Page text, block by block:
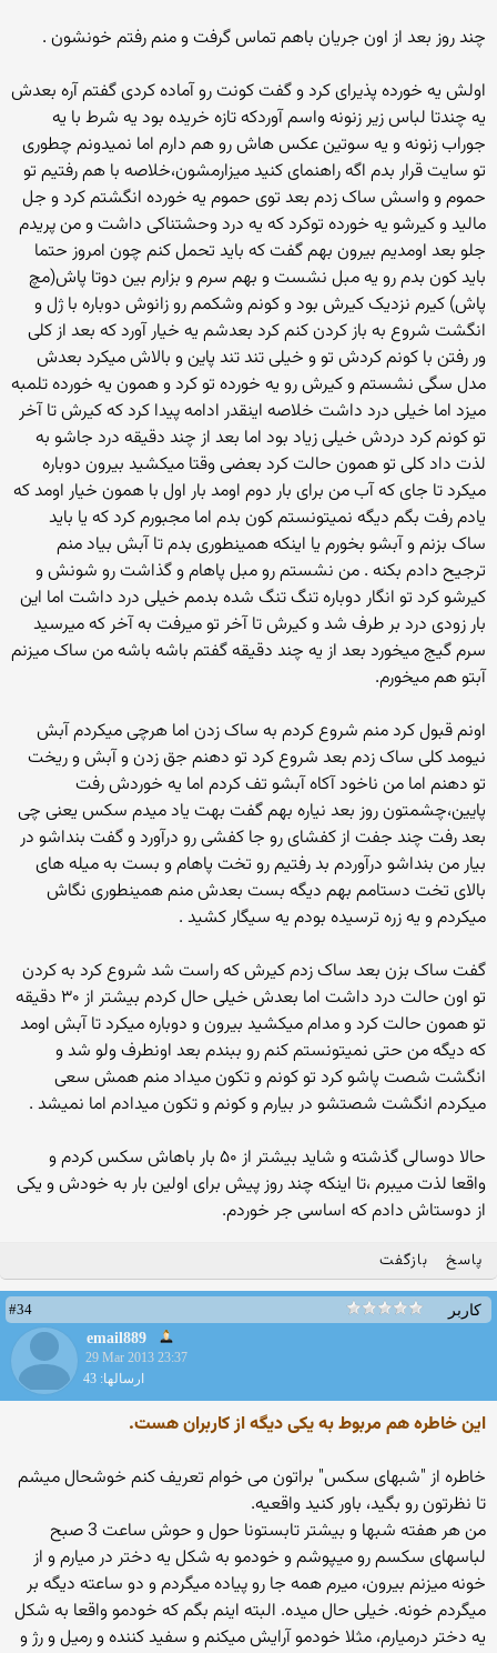
چند روز بعد از اون جریان باهم تماس گرفت و منم رفتم خونشون .
اولش یه خورده پذیرای کرد و گفت کونت رو آماده کردی گفتم آره بعدش
یه چندتا لباس زیر زنونه واسم آوردکه تازه خریده بود یه شرط با یه
جوراب زنونه و یه سوتین عکس هاش رو هم دارم اما نمیدونم چطوری
تو سایت قرار بدم اگه راهنمای کنید میزارمشون،خلاصه با هم رفتیم تو
حموم و واسش ساک زدم بعد توی حموم یه خورده انگشتم کرد و جل
مالید و کیرشو یه خورده توکرد که یه درد وحشتناکی داشت و من پریدم
جلو بعد اومدیم بیرون بهم گفت که باید تحمل کنم چون امروز حتما
باید کون بدم رو یه مبل نشست و بهم سرم و بزارم بین دوتا پاش(مچ
پاش) کیرم نزدیک کیرش بود و کونم وشکمم رو زانوش دوباره با ژل و
انگشت شروع به باز کردن کنم کرد بعدشم یه خیار آورد که بعد از کلی
ور رفتن با کونم کردش تو و خیلی تند تند پاین و بالاش میکرد بعدش
مدل سگی نشستم و کیرش رو یه خورده تو کرد و همون یه خورده تلمبه
میزد اما خیلی درد داشت خلاصه اینقدر ادامه پیدا کرد که کیرش تا آخر
تو کونم کرد دردش خیلی زیاد بود اما بعد از چند دقیقه درد جاشو به
لذت داد کلی تو همون حالت کرد بعضی وقتا میکشید بیرون دوباره
میکرد تا جای که آب من برای بار دوم اومد بار اول با همون خیار اومد که
یادم رفت بگم دیگه نمیتونستم کون بدم اما مجبورم کرد که یا باید
ساک بزنم و آبشو بخورم یا اینکه همینطوری بدم تا آبش بیاد منم
ترجیح دادم بکنه . من نشستم رو مبل پاهام و گذاشت رو شونش و
کیرشو کرد تو انگار دوباره تنگ تنگ شده بدمم خیلی درد داشت اما این
بار زودی درد بر طرف شد و کیرش تا آخر تو میرفت به آخر که میرسید
سرم گیج میخورد بعد از یه چند دقیقه گفتم باشه باشه من ساک میزنم
آبتو هم میخورم.
اونم قبول کرد منم شروع کردم به ساک زدن اما هرچی میکردم آبش
نیومد کلی ساک زدم بعد شروع کرد تو دهنم جق زدن و آبش و ریخت
تو دهنم اما من ناخود آکاه آبشو تف کردم اما یه خوردش رفت
پایین،چشمتون روز بعد نیاره بهم گفت بهت یاد میدم سکس یعنی چی
بعد رفت چند جفت از کفشای رو جا کفشی رو درآورد و گفت بنداشو در
بیار من بنداشو درآوردم بد رفتیم رو تخت پاهام و بست به میله های
بالای تخت دستامم بهم دیگه بست بعدش منم همینطوری نگاش
میکردم و یه زره ترسیده بودم یه سیگار کشید .
گفت ساک بزن بعد ساک زدم کیرش که راست شد شروع کرد به کردن
تو اون حالت درد داشت اما بعدش خیلی حال کردم بیشتر از ۳۰ دقیقه
تو همون حالت کرد و مدام میکشید بیرون و دوباره میکرد تا آبش اومد
که دیگه من حتی نمیتونستم کنم رو ببندم بعد اونطرف ولو شد و
انگشت شصت پاشو کرد تو کونم و تکون میداد منم همش سعی
میکردم انگشت شصتشو در بیارم و کونم و تکون میدادم اما نمیشد .
حالا دوسالی گذشته و شاید بیشتر از ۵۰ بار باهاش سکس کردم و
واقعا لذت میبرم ،تا اینکه چند روز پیش برای اولین بار به خودش و یکی
از دوستاش دادم که اساسی جر خوردم.
پاسخ بازگفت
کاربر
#34
email889
29 Mar 2013 23:37
ارسالها: 43
این خاطره هم مربوط به یکی دیگه از کاربران هست.
خاطره از "شبهای سکس" براتون می خوام تعریف کنم خوشحال میشم
تا نظرتون رو بگید، باور کنید واقعیه.
من هر هفته شبها و بیشتر تابستونا حول و حوش ساعت 3 صبح
لباسهای سکسم رو میپوشم و خودمو به شکل یه دختر در میارم و از
خونه میزنم بیرون، میرم همه جا رو پیاده میگردم و دو ساعته دیگه بر
میگردم خونه. خیلی حال میده. البته اینم بگم که خودمو واقعا به شکل
یه دختر درمیارم، مثلا خودمو آرایش میکنم و سفید کننده و رمیل و رژ و